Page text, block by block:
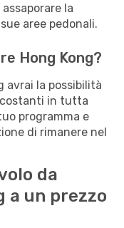
la
aree pedonali.
Hong Kong?
avrai la possibilità
in tutta
programma e
di rimanere nel
da
a un prezzo